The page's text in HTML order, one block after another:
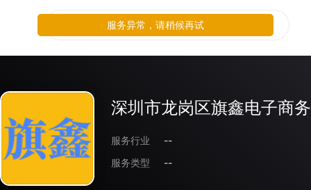
深圳市龙岗区旗鑫电子商
服务行业
--
服务类型
--
服务异常，请稍候再试